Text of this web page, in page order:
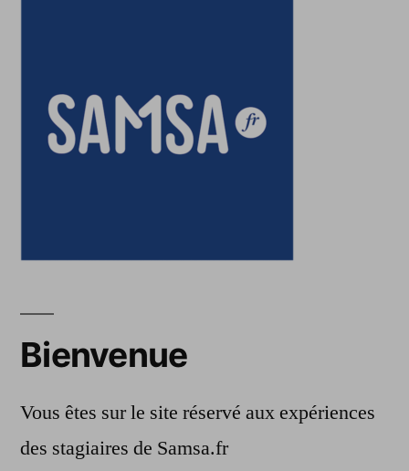
Bienvenue
Vous êtes sur le site réservé aux expériences
des stagiaires de Samsa.fr